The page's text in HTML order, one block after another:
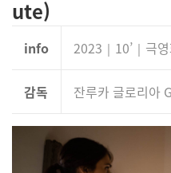
ute)
info 2023｜10’｜극
감독 잔루카 글로리아